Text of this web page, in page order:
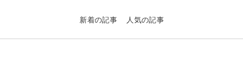
新着の記事 人気の記事